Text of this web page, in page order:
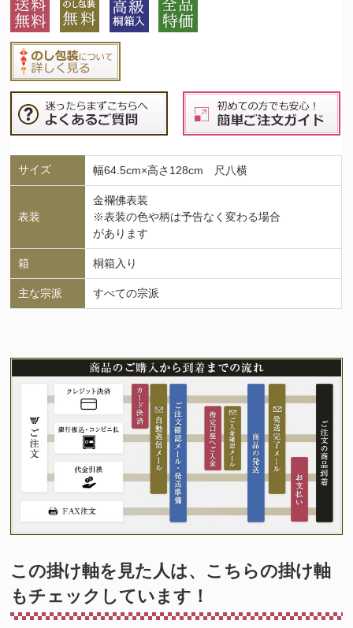
サイズ 幅64.5cm×高さ128cm 尺八横
表装
金襴佛表装
※表装の色や柄は予告なく変わる場合
があります
箱 桐箱入り
主な宗派 すべての宗派
この掛け軸を見た人は、こちらの掛け軸
もチェックしています！